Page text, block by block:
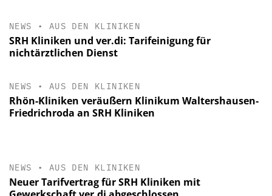
NEWS • AUS DEN KLINIKEN
SRH Kliniken und ver.di: Tarifeinigung für
nichtärztlichen Dienst
NEWS • AUS DEN KLINIKEN
Rhön-Kliniken veräußern Klinikum Waltershausen‐
Friedrichroda an SRH Kliniken
NEWS • AUS DEN KLINIKEN
Neuer Tarifvertrag für SRH Kliniken mit